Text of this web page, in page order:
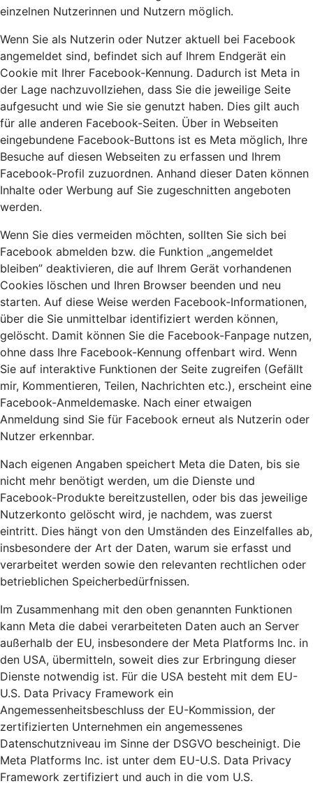
einzelnen Nutzerinnen und Nutzern möglich.
Wenn Sie als Nutzerin oder Nutzer aktuell bei Facebook
angemeldet sind, befindet sich auf Ihrem Endgerät ein
Cookie mit Ihrer Facebook-Kennung. Dadurch ist Meta in
der Lage nachzuvollziehen, dass Sie die jeweilige Seite
aufgesucht und wie Sie sie genutzt haben. Dies gilt auch
für alle anderen Facebook-Seiten. Über in Webseiten
eingebundene Facebook-Buttons ist es Meta möglich, Ihre
Besuche auf diesen Webseiten zu erfassen und Ihrem
Facebook-Profil zuzuordnen. Anhand dieser Daten können
Inhalte oder Werbung auf Sie zugeschnitten angeboten
werden.
Wenn Sie dies vermeiden möchten, sollten Sie sich bei
Facebook abmelden bzw. die Funktion „angemeldet
bleiben” deaktivieren, die auf Ihrem Gerät vorhandenen
Cookies löschen und Ihren Browser beenden und neu
starten. Auf diese Weise werden Facebook-Informationen,
über die Sie unmittelbar identifiziert werden können,
gelöscht. Damit können Sie die Facebook-Fanpage nutzen,
ohne dass Ihre Facebook-Kennung offenbart wird. Wenn
Sie auf interaktive Funktionen der Seite zugreifen (Gefällt
mir, Kommentieren, Teilen, Nachrichten etc.), erscheint eine
Facebook-Anmeldemaske. Nach einer etwaigen
Anmeldung sind Sie für Facebook erneut als Nutzerin oder
Nutzer erkennbar.
Nach eigenen Angaben speichert Meta die Daten, bis sie
nicht mehr benötigt werden, um die Dienste und
Facebook-Produkte bereitzustellen, oder bis das jeweilige
Nutzerkonto gelöscht wird, je nachdem, was zuerst
eintritt. Dies hängt von den Umständen des Einzelfalles ab,
insbesondere der Art der Daten, warum sie erfasst und
verarbeitet werden sowie den relevanten rechtlichen oder
betrieblichen Speicherbedürfnissen.
Im Zusammenhang mit den oben genannten Funktionen
kann Meta die dabei verarbeiteten Daten auch an Server
außerhalb der EU, insbesondere der Meta Platforms Inc. in
den USA, übermitteln, soweit dies zur Erbringung dieser
Dienste notwendig ist. Für die USA besteht mit dem EU-
U.S. Data Privacy Framework ein
Angemessenheitsbeschluss der EU-Kommission, der
zertifizierten Unternehmen ein angemessenes
Datenschutzniveau im Sinne der DSGVO bescheinigt. Die
Meta Platforms Inc. ist unter dem EU-U.S. Data Privacy
Framework zertifiziert und auch in die vom U.S.